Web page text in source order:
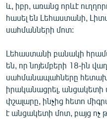
և, իբր, առանց որևէ
հասել են Լեհաստանի,
սահմանների մոտ:
Լեհաստանի բանակի
են, որ նոյեմբերի 18-ին
սահմանապահները
իրականացրել, անցակետի
փշալարը, ինչից հետո
է անցակետի մոտ, բայց ոչ